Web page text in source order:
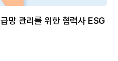
망 관리를 위한 협력사 ESG